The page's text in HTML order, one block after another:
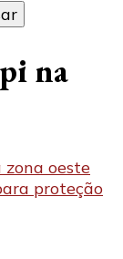
na
zona oeste